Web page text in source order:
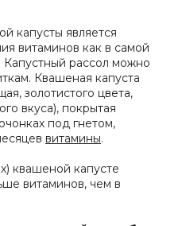
капусты является
витаминов как в самой
Капустный рассол можно
Квашеная капуста
золотистого цвета,
вкуса), покрытая
под гнетом,
витамины.
квашеной капусте
витаминов, чем в